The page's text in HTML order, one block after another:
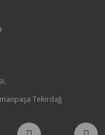
Tekirdağ